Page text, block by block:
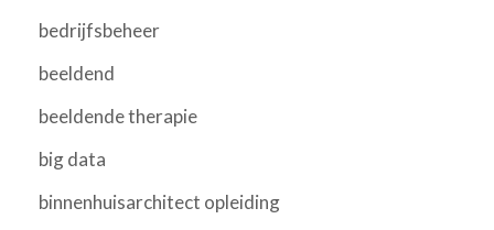
bedrijfsbeheer
beeldend
beeldende therapie
big data
binnenhuisarchitect opleiding